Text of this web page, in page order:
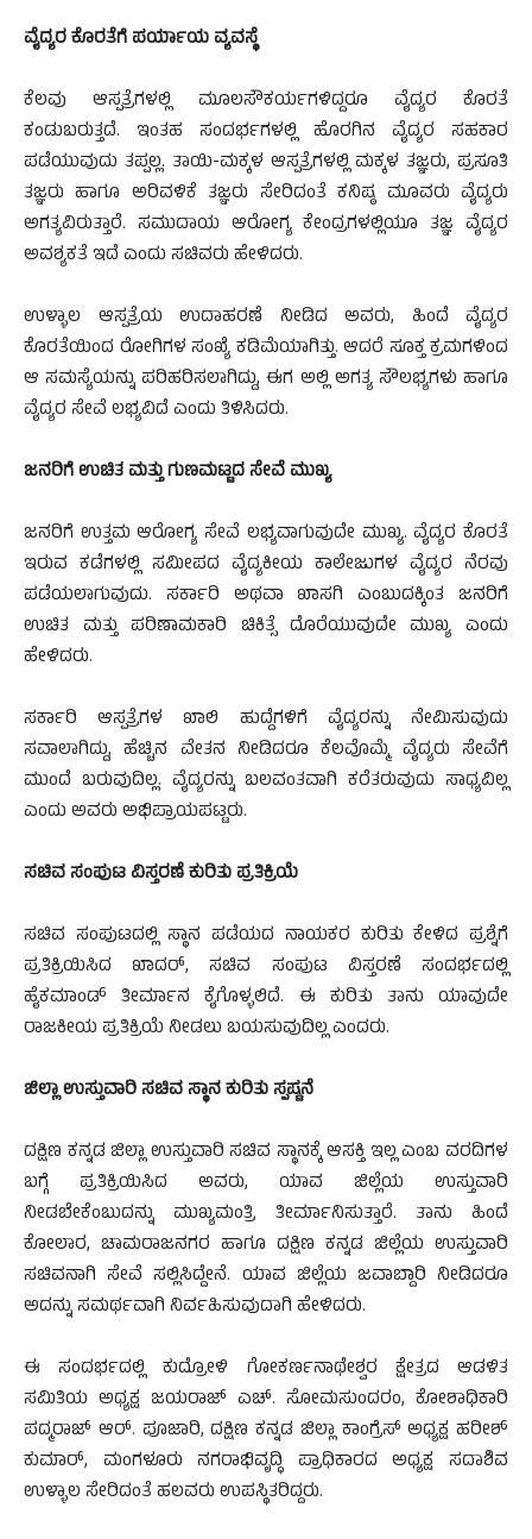
ವೈದ್ಯರ ಕೊರತೆಗೆ ಪರ್ಯಾಯ ವ್ಯವಸ್ಥೆ
ಕೆಲವು ಆಸ್ಪತ್ರೆಗಳಲ್ಲಿ ಮೂಲಸೌಕರ್ಯಗಳಿದ್ದರೂ ವೈದ್ಯರ ಕೊರತೆ
ಕಂಡುಬರುತ್ತದೆ. ಇಂತಹ ಸಂದರ್ಭಗಳಲ್ಲಿ ಹೊರಗಿನ ವೈದ್ಯರ ಸಹಕಾರ
ಪಡೆಯುವುದು ತಪ್ಪಲ್ಲ. ತಾಯಿ-ಮಕ್ಕಳ ಆಸ್ಪತ್ರೆಗಳಲ್ಲಿ ಮಕ್ಕಳ ತಜ್ಞರು, ಪ್ರಸೂತಿ
ತಜ್ಞರು ಹಾಗೂ ಅರಿವಳಿಕೆ ತಜ್ಞರು ಸೇರಿದಂತೆ ಕನಿಷ್ಠ ಮೂವರು ವೈದ್ಯರು
ಅಗತ್ಯವಿರುತ್ತಾರೆ. ಸಮುದಾಯ ಆರೋಗ್ಯ ಕೇಂದ್ರಗಳಲ್ಲಿಯೂ ತಜ್ಞ ವೈದ್ಯರ
ಅವಶ್ಯಕತೆ ಇದೆ ಎಂದು ಸಚಿವರು ಹೇಳಿದರು.
ಉಳ್ಳಾಲ ಆಸ್ಪತ್ರೆಯ ಉದಾಹರಣೆ ನೀಡಿದ ಅವರು, ಹಿಂದೆ ವೈದ್ಯರ
ಕೊರತೆಯಿಂದ ರೋಗಿಗಳ ಸಂಖ್ಯೆ ಕಡಿಮೆಯಾಗಿತ್ತು. ಆದರೆ ಸೂಕ್ತ ಕ್ರಮಗಳಿಂದ
ಆ ಸಮಸ್ಯೆಯನ್ನು ಪರಿಹರಿಸಲಾಗಿದ್ದು, ಈಗ ಅಲ್ಲಿ ಅಗತ್ಯ ಸೌಲಭ್ಯಗಳು ಹಾಗೂ
ವೈದ್ಯರ ಸೇವೆ ಲಭ್ಯವಿದೆ ಎಂದು ತಿಳಿಸಿದರು.
ಜನರಿಗೆ ಉಚಿತ ಮತ್ತು ಗುಣಮಟ್ಟದ ಸೇವೆ ಮುಖ್ಯ
ಜನರಿಗೆ ಉತ್ತಮ ಆರೋಗ್ಯ ಸೇವೆ ಲಭ್ಯವಾಗುವುದೇ ಮುಖ್ಯ. ವೈದ್ಯರ ಕೊರತೆ
ಇರುವ ಕಡೆಗಳಲ್ಲಿ ಸಮೀಪದ ವೈದ್ಯಕೀಯ ಕಾಲೇಜುಗಳ ವೈದ್ಯರ ನೆರವು
ಪಡೆಯಲಾಗುವುದು. ಸರ್ಕಾರಿ ಅಥವಾ ಖಾಸಗಿ ಎಂಬುದಕ್ಕಿಂತ ಜನರಿಗೆ
ಉಚಿತ ಮತ್ತು ಪರಿಣಾಮಕಾರಿ ಚಿಕಿತ್ಸೆ ದೊರೆಯುವುದೇ ಮುಖ್ಯ ಎಂದು
ಹೇಳಿದರು.
ಸರ್ಕಾರಿ ಆಸ್ಪತ್ರೆಗಳ ಖಾಲಿ ಹುದ್ದೆಗಳಿಗೆ ವೈದ್ಯರನ್ನು ನೇಮಿಸುವುದು
ಸವಾಲಾಗಿದ್ದು, ಹೆಚ್ಚಿನ ವೇತನ ನೀಡಿದರೂ ಕೆಲವೊಮ್ಮೆ ವೈದ್ಯರು ಸೇವೆಗೆ
ಮುಂದೆ ಬರುವುದಿಲ್ಲ. ವೈದ್ಯರನ್ನು ಬಲವಂತವಾಗಿ ಕರೆತರುವುದು ಸಾಧ್ಯವಿಲ್ಲ
ಎಂದು ಅವರು ಅಭಿಪ್ರಾಯಪಟ್ಟರು.
ಸಚಿವ ಸಂಪುಟ ವಿಸ್ತರಣೆ ಕುರಿತು ಪ್ರತಿಕ್ರಿಯೆ
ಸಚಿವ ಸಂಪುಟದಲ್ಲಿ ಸ್ಥಾನ ಪಡೆಯದ ನಾಯಕರ ಕುರಿತು ಕೇಳಿದ ಪ್ರಶ್ನೆಗೆ
ಪ್ರತಿಕ್ರಿಯಿಸಿದ ಖಾದರ್, ಸಚಿವ ಸಂಪುಟ ವಿಸ್ತರಣೆ ಸಂದರ್ಭದಲ್ಲಿ
ಹೈಕಮಾಂಡ್ ತೀರ್ಮಾನ ಕೈಗೊಳ್ಳಲಿದೆ. ಈ ಕುರಿತು ತಾನು ಯಾವುದೇ
ರಾಜಕೀಯ ಪ್ರತಿಕ್ರಿಯೆ ನೀಡಲು ಬಯಸುವುದಿಲ್ಲ ಎಂದರು.
ಜಿಲ್ಲಾ ಉಸ್ತುವಾರಿ ಸಚಿವ ಸ್ಥಾನ ಕುರಿತು ಸ್ಪಷ್ಟನೆ
ದಕ್ಷಿಣ ಕನ್ನಡ ಜಿಲ್ಲಾ ಉಸ್ತುವಾರಿ ಸಚಿವ ಸ್ಥಾನಕ್ಕೆ ಆಸಕ್ತಿ ಇಲ್ಲ ಎಂಬ ವರದಿಗಳ
ಬಗ್ಗೆ ಪ್ರತಿಕ್ರಿಯಿಸಿದ ಅವರು, ಯಾವ ಜಿಲ್ಲೆಯ ಉಸ್ತುವಾರಿ
ನೀಡಬೇಕೆಂಬುದನ್ನು ಮುಖ್ಯಮಂತ್ರಿ ತೀರ್ಮಾನಿಸುತ್ತಾರೆ. ತಾನು ಹಿಂದೆ
ಕೋಲಾರ, ಚಾಮರಾಜನಗರ ಹಾಗೂ ದಕ್ಷಿಣ ಕನ್ನಡ ಜಿಲ್ಲೆಯ ಉಸ್ತುವಾರಿ
ಸಚಿವನಾಗಿ ಸೇವೆ ಸಲ್ಲಿಸಿದ್ದೇನೆ. ಯಾವ ಜಿಲ್ಲೆಯ ಜವಾಬ್ದಾರಿ ನೀಡಿದರೂ
ಅದನ್ನು ಸಮರ್ಥವಾಗಿ ನಿರ್ವಹಿಸುವುದಾಗಿ ಹೇಳಿದರು.
ಈ ಸಂದರ್ಭದಲ್ಲಿ ಕುದ್ರೋಳಿ ಗೋಕರ್ಣನಾಥೇಶ್ವರ ಕ್ಷೇತ್ರದ ಆಡಳಿತ
ಸಮಿತಿಯ ಅಧ್ಯಕ್ಷ ಜಯರಾಜ್ ಎಚ್. ಸೋಮಸುಂದರಂ, ಕೋಶಾಧಿಕಾರಿ
ಪದ್ಮರಾಜ್ ಆರ್. ಪೂಜಾರಿ, ದಕ್ಷಿಣ ಕನ್ನಡ ಜಿಲ್ಲಾ ಕಾಂಗ್ರೆಸ್ ಅಧ್ಯಕ್ಷ ಹರೀಶ್
ಕುಮಾರ್, ಮಂಗಳೂರು ನಗರಾಭಿವೃದ್ಧಿ ಪ್ರಾಧಿಕಾರದ ಅಧ್ಯಕ್ಷ ಸದಾಶಿವ
ಉಳ್ಳಾಲ ಸೇರಿದಂತೆ ಹಲವರು ಉಪಸ್ಥಿತರಿದ್ದರು.